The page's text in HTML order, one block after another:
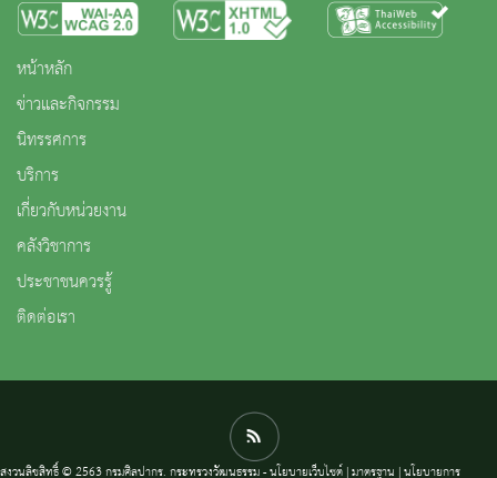
หน้าหลัก
ข่าวและกิจกรรม
นิทรรศการ
บริการ
เกี่ยวกับหน่วยงาน
คลังวิชาการ
ประชาชนควรรู้
ติดต่อเรา
สงวนลิขสิทธิ์ © 2563 กรมศิลปากร. กระทรวงวัฒนธรรม -นโยบายเว็บไซต์|มาตรฐาน |นโยบายการ